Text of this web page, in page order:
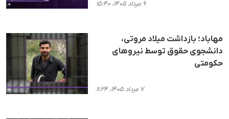
۹ مرداد ۱۴۰۵، ۱۵:۴۰
مهاباد؛ بازداشت میلاد مروتی،
دانشجوی حقوق توسط نیروهای
حکومتی
۷ مرداد ۱۴۰۵، ۱۱:۲۴